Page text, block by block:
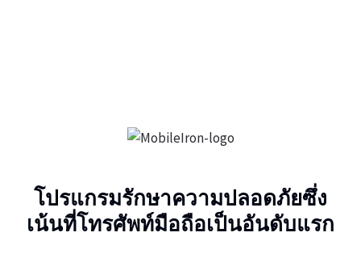
โปรแกรมรักษาความปลอดภัยซึ่ง
เน้นที่โทรศัพท์มือถือเป็นอันดับแรก